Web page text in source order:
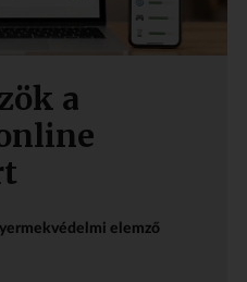
a
elemző